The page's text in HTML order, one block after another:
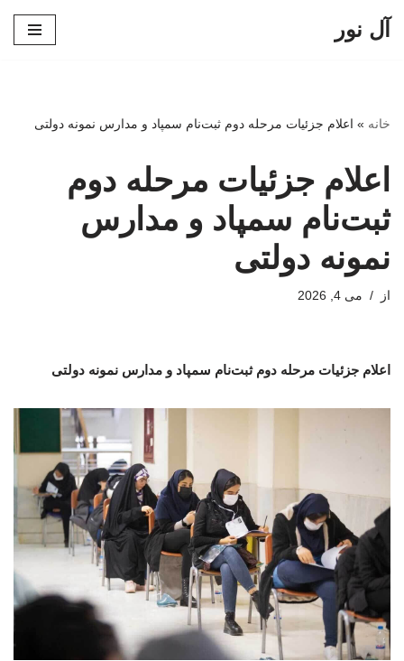
آل نور
خانه » اعلام جزئیات مرحله دوم ثبت‌نام سمپاد و مدارس نمونه دولتی
اعلام جزئیات مرحله دوم
ثبت‌نام سمپاد و مدارس
نمونه دولتی
از می 4, 2026
اعلام جزئیات مرحله دوم ثبت‌نام سمپاد و مدارس نمونه دولتی